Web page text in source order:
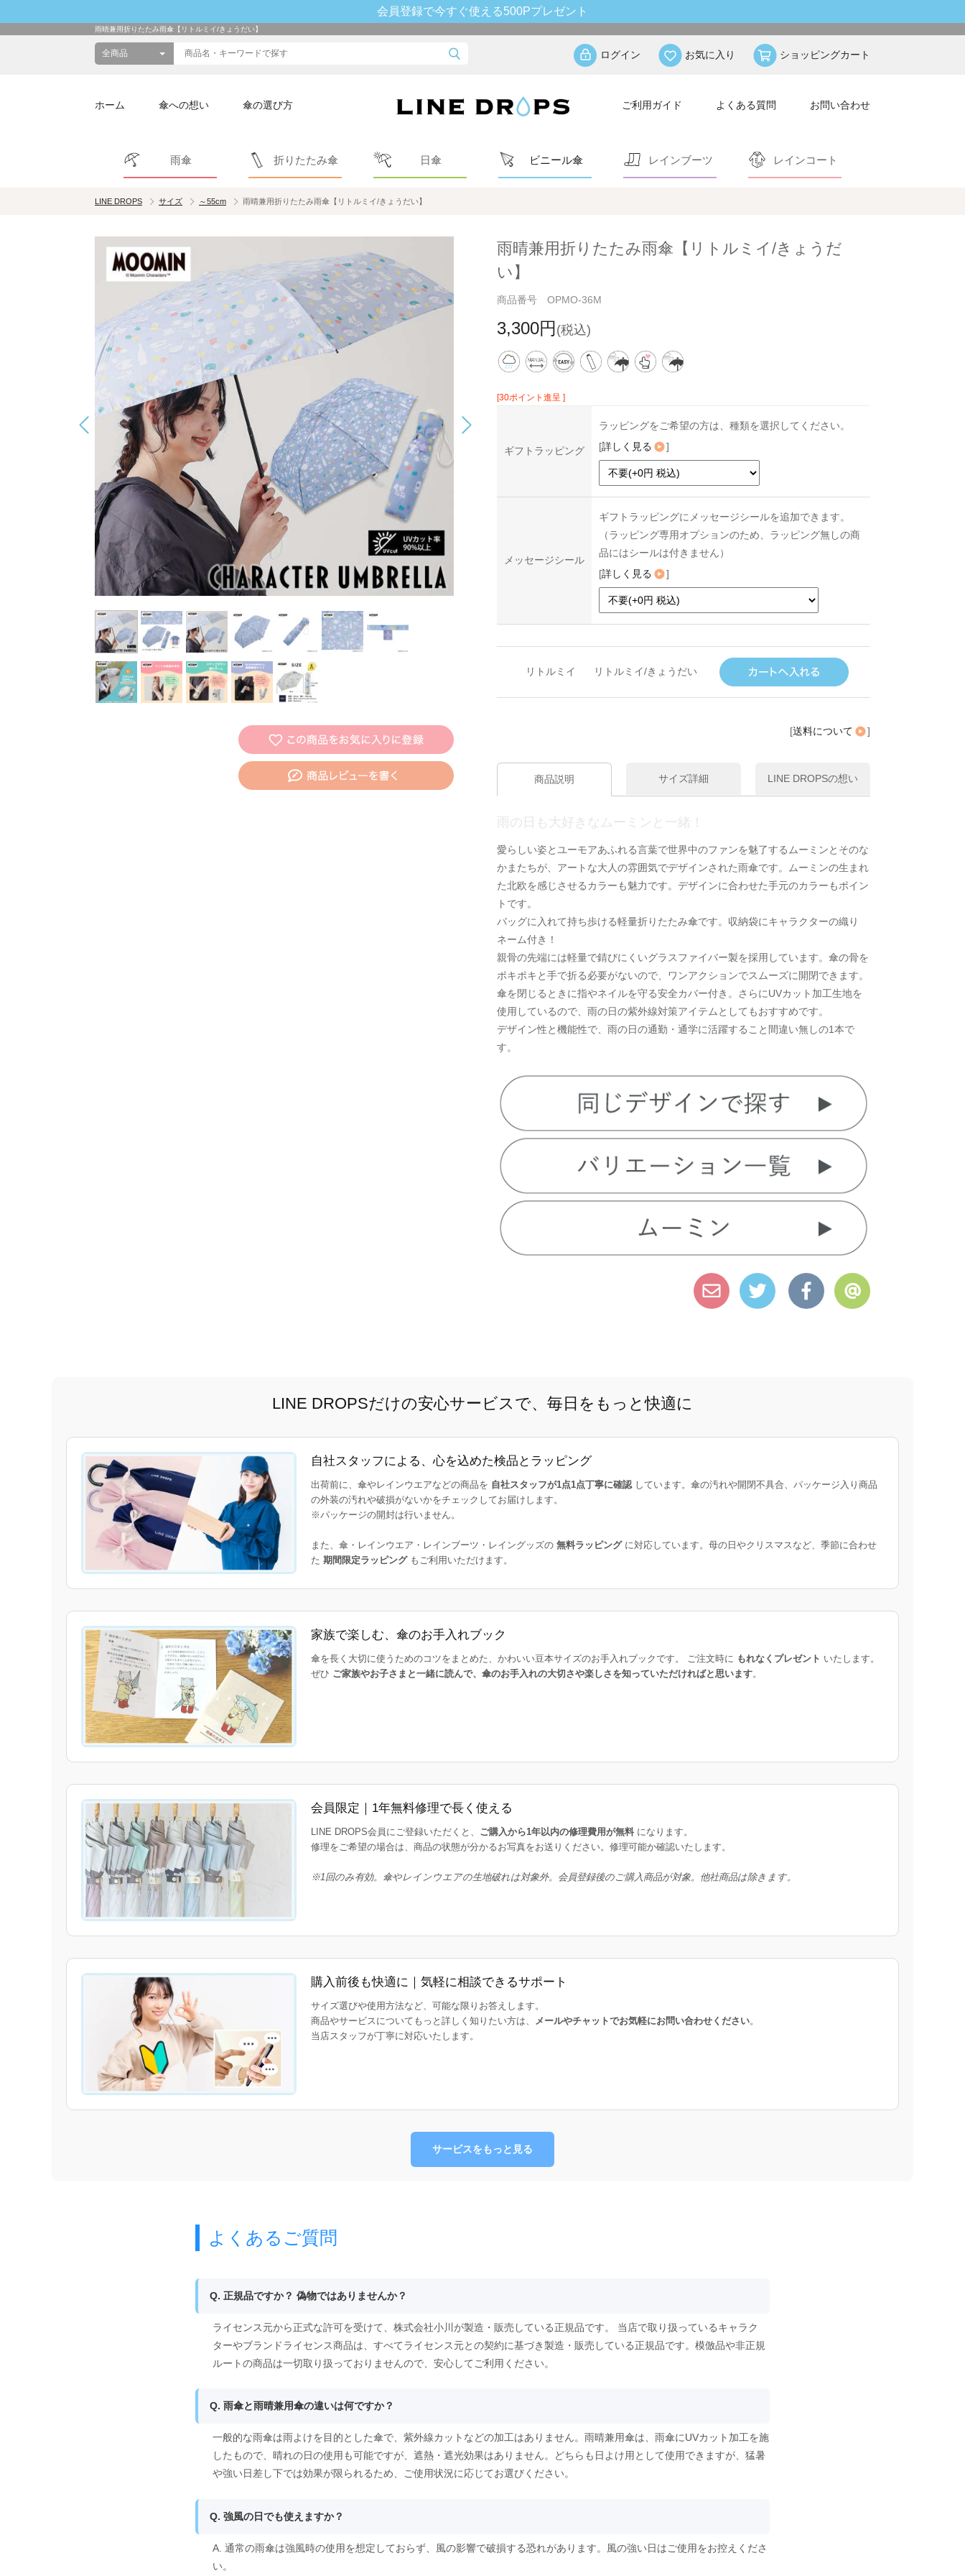
会員登録で今すぐ使える500Pプレゼント
雨晴兼用折りたたみ雨傘【リトルミイ/きょうだい】
ログイン お気に入り ショッピングカート
ホーム 傘への想い 傘の選び方 ご利用ガイド よくある質問 お問い合わせ
雨傘 折りたたみ傘 日傘 ビニール傘 レインブーツ レインコート
LINE DROPS サイズ ～55cm 雨晴兼用折りたたみ雨傘【リトルミイ/きょうだい】
雨晴兼用折りたたみ雨傘【リトルミイ/きょうだ
い】
商品番号 OPMO-36M
3,300円 (税込)
[30ポイント進呈 ]
ギフトラッピング
ラッピングをご希望の方は、種類を選択してください。
[詳しく見る ]
メッセージシール
ギフトラッピングにメッセージシールを追加できます。
（ラッピング専用オプションのため、ラッピング無しの商
品にはシールは付きません）
[詳しく見る ]
リトルミイ リトルミイ/きょうだい
[送料について ]
商品説明 サイズ詳細 LINE DROPSの想い
雨の日も大好きなムーミンと一緒！
愛らしい姿とユーモアあふれる言葉で世界中のファンを魅了するムーミンとそのな
かまたちが、アートな大人の雰囲気でデザインされた雨傘です。ムーミンの生まれ
た北欧を感じさせるカラーも魅力です。デザインに合わせた手元のカラーもポイン
トです。
バッグに入れて持ち歩ける軽量折りたたみ傘です。収納袋にキャラクターの織り
ネーム付き！
親骨の先端には軽量で錆びにくいグラスファイバー製を採用しています。傘の骨を
ポキポキと手で折る必要がないので、ワンアクションでスムーズに開閉できます。
傘を閉じるときに指やネイルを守る安全カバー付き。さらにUVカット加工生地を
使用しているので、雨の日の紫外線対策アイテムとしてもおすすめです。
デザイン性と機能性で、雨の日の通勤・通学に活躍すること間違い無しの1本で
す。
LINE DROPSだけの安心サービスで、毎日をもっと快適に
自社スタッフによる、心を込めた検品とラッピング
出荷前に、傘やレインウエアなどの商品を 自社スタッフが1点1点丁寧に確認しています。傘の汚れや開閉不具合、パッケージ入り商品
の外装の汚れや破損がないかをチェックしてお届けします。
※パッケージの開封は行いません。
また、傘・レインウエア・レインブーツ・レイングッズの 無料ラッピングに対応しています。母の日やクリスマスなど、季節に合わせ
た 期間限定ラッピングもご利用いただけます。
家族で楽しむ、傘のお手入れブック
傘を長く大切に使うためのコツをまとめた、かわいい豆本サイズのお手入れブックです。 ご注文時に もれなくプレゼント いたします。
ぜひ ご家族やお子さまと一緒に読んで、傘のお手入れの大切さや楽しさを知っていただければと思います。
会員限定｜1年無料修理で長く使える
LINE DROPS会員にご登録いただくと、 ご購入から1年以内の修理費用が無料になります。
修理をご希望の場合は、商品の状態が分かるお写真をお送りください。修理可能か確認いたします。
※1回のみ有効。傘やレインウエアの生地破れは対象外。会員登録後のご購入商品が対象。他社商品は除きます。
購入前後も快適に｜気軽に相談できるサポート
サイズ選びや使用方法など、可能な限りお答えします。
商品やサービスについてもっと詳しく知りたい方は、 メールやチャットでお気軽にお問い合わせください。
当店スタッフが丁寧に対応いたします。
サービスをもっと見る
よくあるご質問
Q. 正規品ですか？ 偽物ではありませんか？
ライセンス元から正式な許可を受けて、株式会社小川が製造・販売している正規品です。 当店で取り扱っているキャラク
ターやブランドライセンス商品は、すべてライセンス元との契約に基づき製造・販売している正規品です。模倣品や非正規
ルートの商品は一切取り扱っておりませんので、安心してご利用ください。
Q. 雨傘と雨晴兼用傘の違いは何ですか？
一般的な雨傘は雨よけを目的とした傘で、紫外線カットなどの加工はありません。雨晴兼用傘は、雨傘にUVカット加工を施
したもので、晴れの日の使用も可能ですが、遮熱・遮光効果はありません。どちらも日よけ用として使用できますが、猛暑
や強い日差し下では効果が限られるため、ご使用状況に応じてお選びください。
Q. 強風の日でも使えますか？
A. 通常の雨傘は強風時の使用を想定しておらず、風の影響で破損する恐れがあります。風の強い日はご使用をお控えくださ
い。